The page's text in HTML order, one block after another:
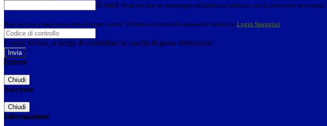
E-mail Verrà inviato un messaggio all'indirizzo indicato con le istruzioni necessarie.
Non hai una e-mail associata al nome utente? Effettua il reset della password tramite la Login Spaggiari
E-mail inviata, si prega di controllare la casella di posta elettronica!
Errore
Chiudi
Successo
Chiudi
Informazione